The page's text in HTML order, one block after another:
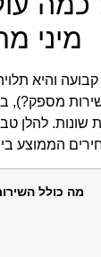
מיני
קבועה והיא
מספק?),
שונות. להלן
הממוצע
מה כולל